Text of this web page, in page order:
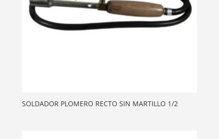
SOLDADOR PLOMERO RECTO SIN MARTILLO 1/2